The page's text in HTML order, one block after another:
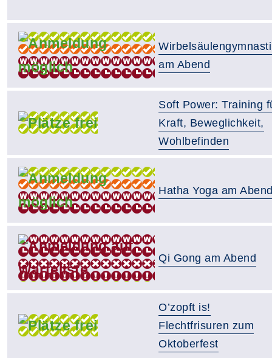
am Abend
Soft Power: Training
Kraft, Beweglichkeit,
Wohlbefinden
Hatha Yoga am
Qi Gong am Abend
O’zopft is!
Flechtfrisuren zum
Oktoberfest